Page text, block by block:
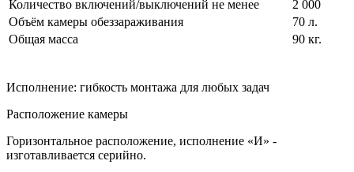
Количество включений/выключений не менее
2 000
Объём камеры обеззараживания
70 л.
Общая масса
90 кг.
Исполнение: гибкость монтажа для любых задач
Расположение камеры
Горизонтальное расположение, исполнение «И» -
изготавливается серийно.